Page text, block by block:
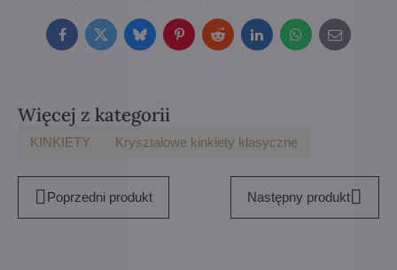
FacebookTwitterBlueskyPinterestRedditLinkedInWhatsApp
E-
mail
Więcej z kategorii
KINKIETY Kryształowe kinkiety klasyczne
Poprzedni produkt Następny produkt